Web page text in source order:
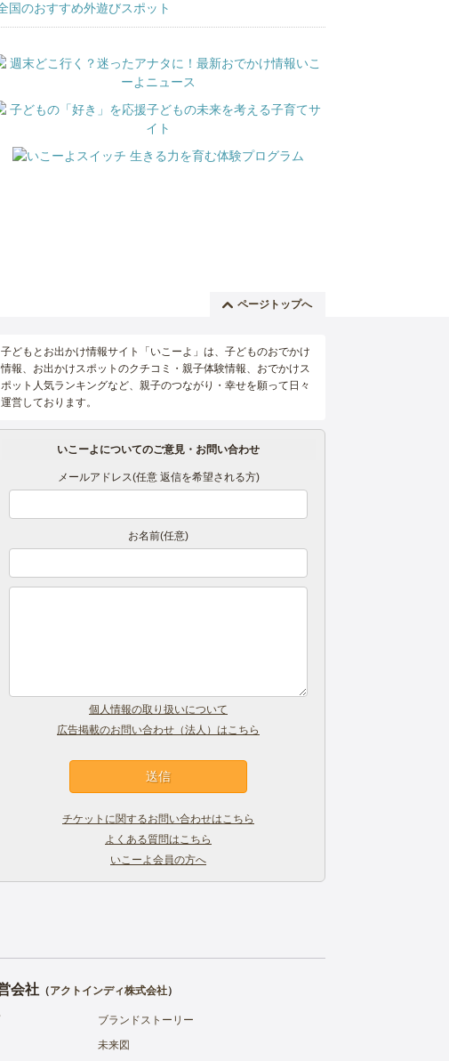
国のおすすめ外遊びスポット
ページトップへ
子どもとお出かけ情報サイト「いこーよ」は、子どものおでかけ
情報、お出かけスポットのクチコミ・親子体験情報、おでかけス
ポット人気ランキングなど、親子のつながり・幸せを願って日々
運営しております。
いこーよについてのご意見・お問い合わせ
メールアドレス(任意 返信を希望される方)
お名前(任意)
個人情報の取り扱いについて
広告掲載のお問い合わせ（法人）はこちら
チケットに関するお問い合わせはこちら
よくある質問はこちら
いこーよ会員の方へ
会社（アクトインディ株式会社）
ブランドストーリー
未来図